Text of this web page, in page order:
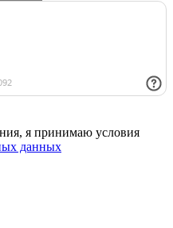
я принимаю условия
данных